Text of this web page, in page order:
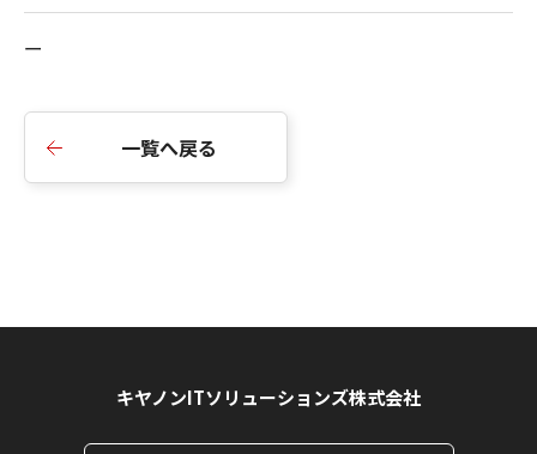
ー
一覧へ戻る
キヤノンITソリューションズ株式会社